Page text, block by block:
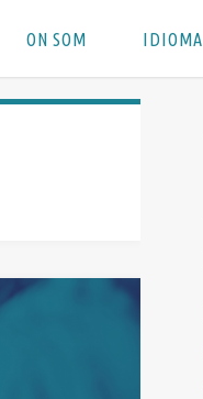
ON SOM IDIOMA